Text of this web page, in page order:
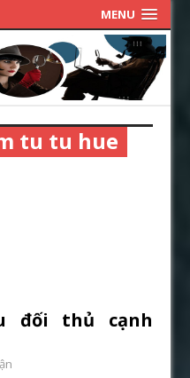
MENU
tu tu hue
đối thủ cạnh